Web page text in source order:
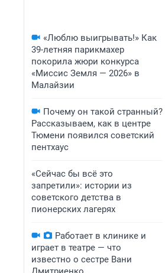
«Люблю выигрывать!» Как
39-летняя парикмахер
покорила жюри конкурса
«Миссис Земля — 2026» в
Малайзии
Почему он такой странный?
Рассказываем, как в центре
Тюмени появился советский
пентхаус
«Сейчас бы всё это
запретили»: истории из
советского детства в
пионерских лагерях
Работает в клинике и
играет в театре — что
известно о сестре Вани